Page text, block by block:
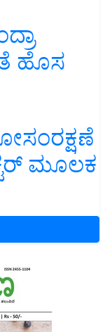
ಹೊಸ
ಮೂಲಕ